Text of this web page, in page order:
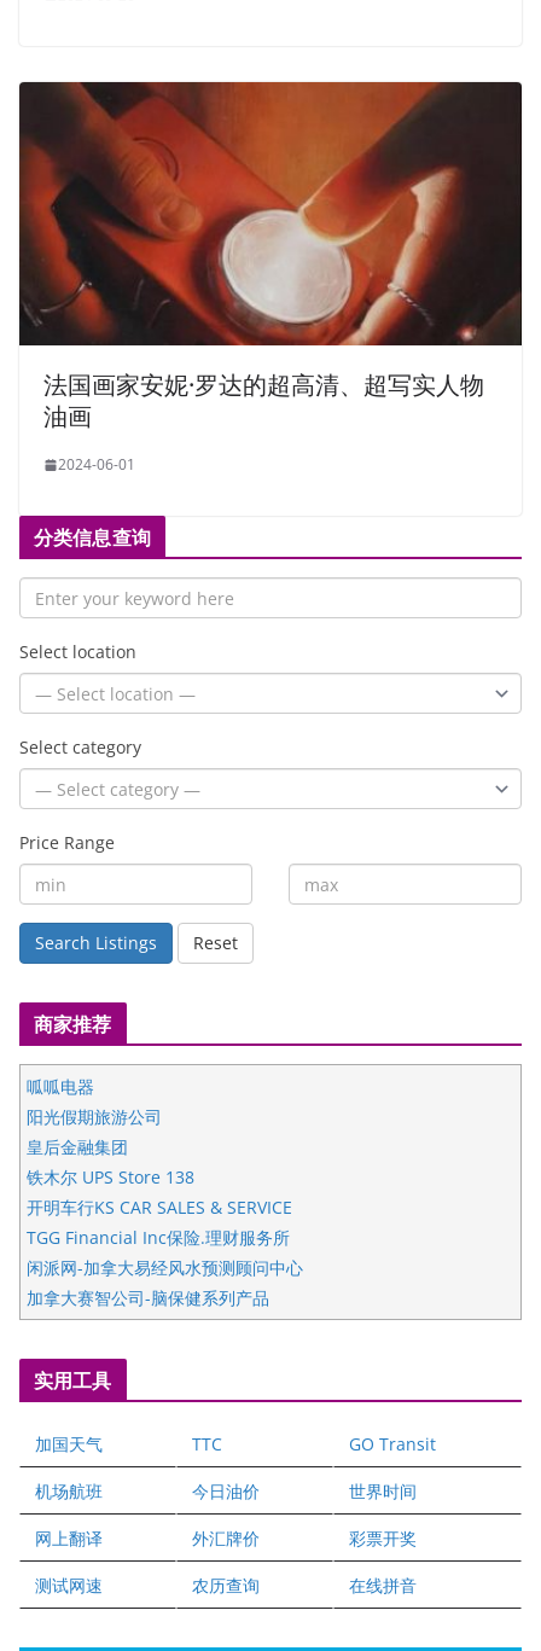
法国画家安妮·罗达的超高清、超写实人物
油画
2024-06-01
分类信息查询
Select location
Select category
Price Range
Search Listings Reset
商家推荐
呱呱电器
阳光假期旅游公司
皇后金融集团
铁木尔 UPS Store 138
开明车行KS CAR SALES & SERVICE
TGG Financial Inc保险.理财服务所
闲派网-加拿大易经风水预测顾问中心
加拿大赛智公司-脑保健系列产品
国际注册执业营养师公会
爱德华连锁酒店万锦分店
健健宝公司
二十一世纪美联地产公司
全球趋势移民留学
盛达资本
实用工具
加国天气 TTC GO Transit
机场航班 今日油价 世界时间
网上翻译 外汇牌价 彩票开奖
测试网速 农历查询 在线拼音